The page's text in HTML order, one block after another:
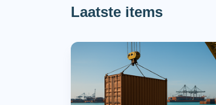
Laatste items